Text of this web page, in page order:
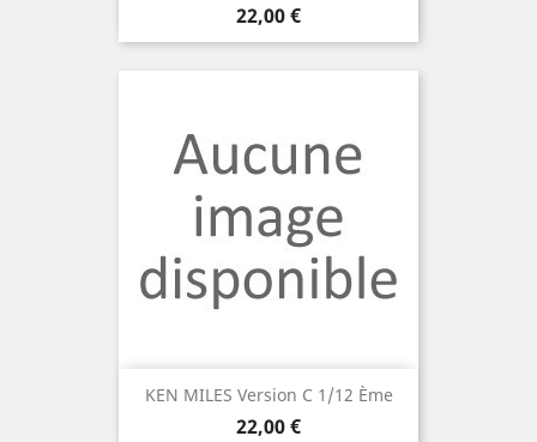
Prix
22,00 €
KEN MILES Version C 1/12 Ème
Prix
22,00 €